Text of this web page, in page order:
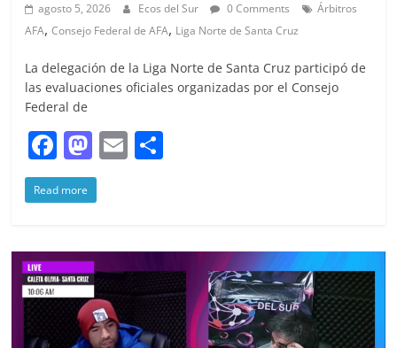
agosto 5, 2026 Ecos del Sur 0 Comments
Árbitros
AFA,Consejo Federal de AFA, Liga Norte de Santa Cruz
La delegación de la Liga Norte de Santa Cruz participó de
las evaluaciones oficiales organizadas por el Consejo
Federal de
F
a
c
b
o
o
M
a
st
d
o
n
E
Read more